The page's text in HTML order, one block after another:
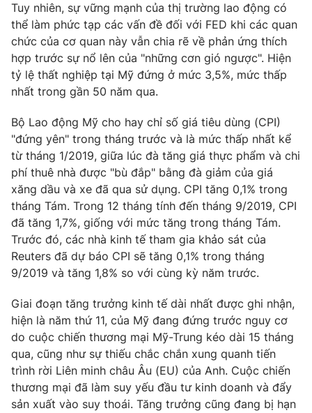
Hậu trường
Nhân vật
Khán giả
Giải sao mai
Điện ảnh
Âm nhạc
Sao
Đời sống
Du lịch
Làm đẹp
Chất lượng cuộc sống
Giáo dục
Học trực tuyến
Công nghệ
Hitech Công nghệ tương lai
Sản phẩm
Thị trường
Tư vấn
Giao lưu trực tuyến
Lịch phát sóng
Chuyên mục khác
Emagazine Podcast
Photo Infographic
Video Shorts video
VTV Money VTV Thể thao
Tuy nhiên, sự vững mạnh của thị trường lao động có
thể làm phức tạp các vấn đề đối với FED khi các quan
chức của cơ quan này vẫn chia rẽ về phản ứng thích
hợp trước sự nổ lên của "những cơn gió ngược". Hiện
tỷ lệ thất nghiệp tại Mỹ đứng ở mức 3,5%, mức thấp
nhất trong gần 50 năm qua.
Bộ Lao động Mỹ cho hay chỉ số giá tiêu dùng (CPI)
"đứng yên" trong tháng trước và là mức thấp nhất kể
từ tháng 1/2019, giữa lúc đà tăng giá thực phẩm và chi
phí thuê nhà được "bù đắp" bằng đà giảm của giá
xăng dầu và xe đã qua sử dụng. CPI tăng 0,1% trong
tháng Tám. Trong 12 tháng tính đến tháng 9/2019, CPI
đã tăng 1,7%, giống với mức tăng trong tháng Tám.
Trước đó, các nhà kinh tế tham gia khảo sát của
Reuters đã dự báo CPI sẽ tăng 0,1% trong tháng
9/2019 và tăng 1,8% so với cùng kỳ năm trước.
Giai đoạn tăng trưởng kinh tế dài nhất được ghi nhận,
hiện là năm thứ 11, của Mỹ đang đứng trước nguy cơ
do cuộc chiến thương mại Mỹ-Trung kéo dài 15 tháng
qua, cũng như sự thiếu chắc chắn xung quanh tiến
trình rời Liên minh châu Âu (EU) của Anh. Cuộc chiến
thương mại đã làm suy yếu đầu tư kinh doanh và đẩy
sản xuất vào suy thoái. Tăng trưởng cũng đang bị hạn